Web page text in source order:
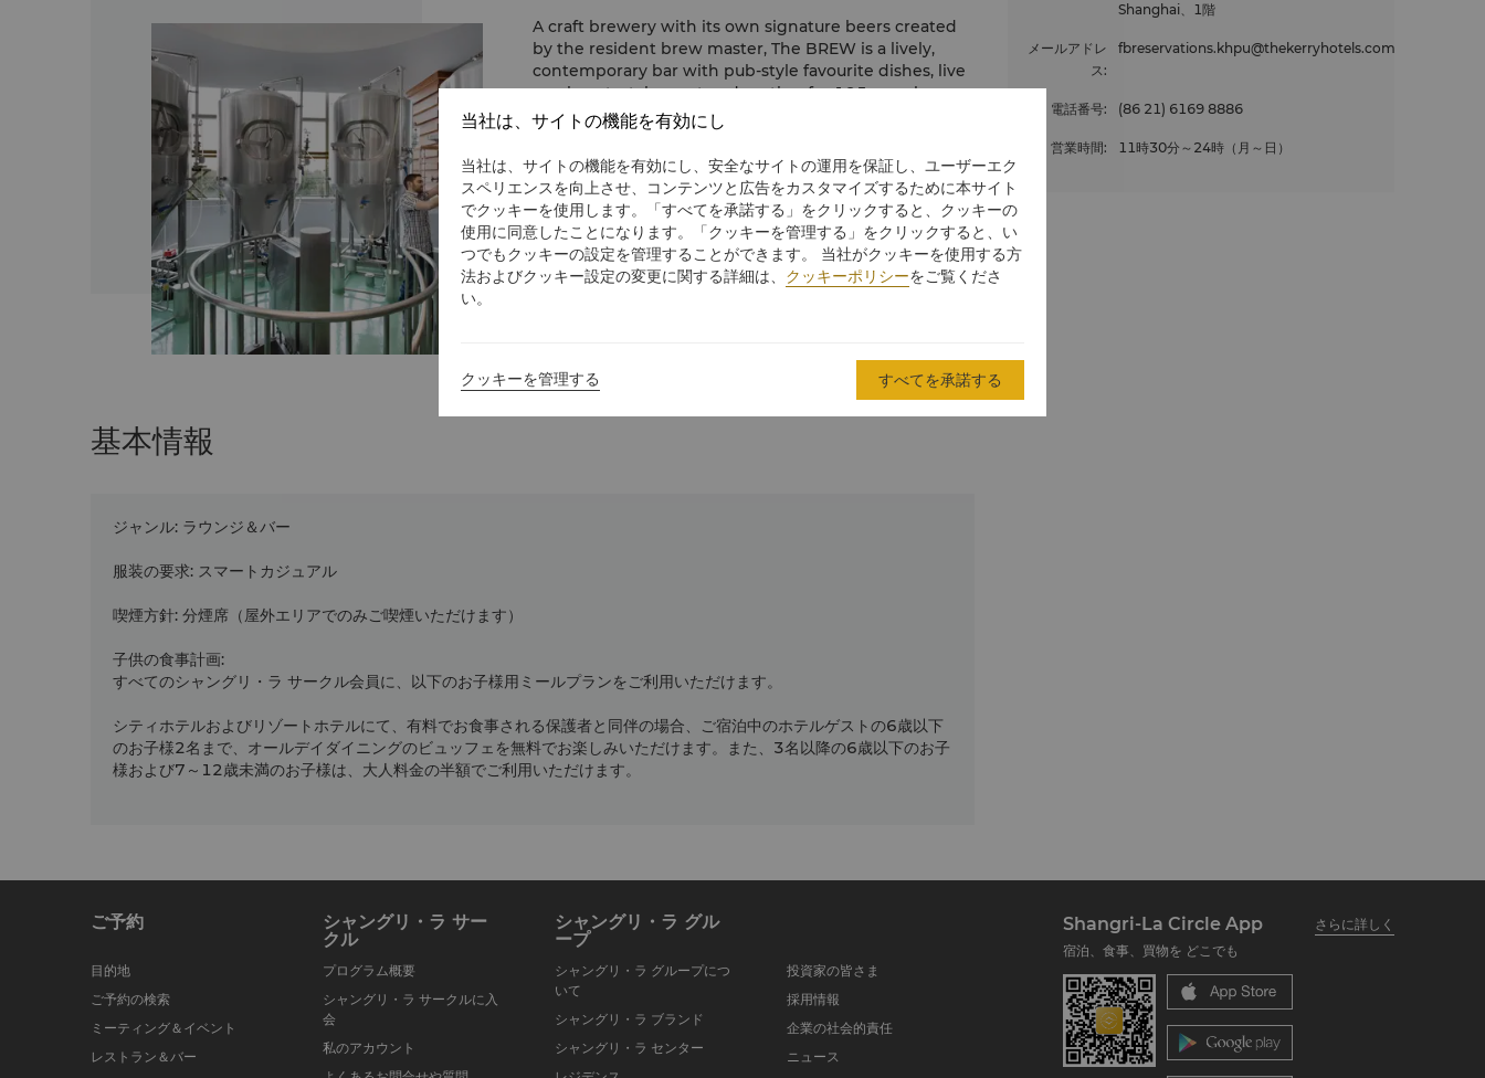
A craft brewery with its own signature beers created
by the resident brew master, The BREW is a lively,
contemporary bar with pub-style favourite dishes, live
music entertainment and seating for 195 people,
including an outdoor patio. Beer connoisseurs or
novices may enjoy lunch at The BREW or unwind after
a hard day’s work, listening to live music
entertainment, watching sports television broadcasts,
or simply relax on the patio, taking in views of Century
Park. For handcrafted beers, four classic BREW craft
beers with one cider represent the spirit of this craft
beer bar. On the top of these beer selections, The
BREW’s brew master, also creates his curated recipe
基本情報
ジャンル: ラウンジ＆バー
服装の要求: スマートカジュアル
喫煙方針: 分煙席（屋外エリアでのみご喫煙いただけます）
子供の食事計画:
すべてのシャングリ・ラ サークル会員に、以下のお子様用ミールプランをご利用いただけます。
シティホテルおよびリゾートホテルにて、有料でお食事される保護者と同伴の場合、ご宿泊中のホテルゲストの6歳以下
のお子様2名まで、オールデイダイニングのビュッフェを無料でお楽しみいただけます。また、3名以降の6歳以下のお子
様および7～12歳未満のお子様は、大人料金の半額でご利用いただけます。
Shanghai、1階
メールアドレ
ス:
fbreservations.khpu@thekerryhotels.com
電話番号: (86 21) 6169 8886
営業時間: 11時30分～24時（月～日）
ご予約
目的地
ご予約の検索
ミーティング＆イベント
レストラン＆バー
シャングリ・ラ サー
クル
プログラム概要
シャングリ・ラ サークルに入
会
私のアカウント
シャングリ・ラ グル
ープ
シャングリ・ラ グループにつ
いて
シャングリ・ラ ブランド
シャングリ・ラ センター
投資家の皆さま
採用情報
企業の社会的責任
ニュース
Shangri-La Circle App
さらに詳しく
宿泊、食事、買物を どこでも
当社は、サイトの機能を有効にし
当社は、サイトの機能を有効にし、安全なサイトの運用を保証し、ユーザーエク
スペリエンスを向上させ、コンテンツと広告をカスタマイズするために本サイト
でクッキーを使用します。「すべてを承諾する」をクリックすると、クッキーの
使用に同意したことになります。「クッキーを管理する」をクリックすると、い
つでもクッキーの設定を管理することができます。 当社がクッキーを使用する方
法およびクッキー設定の変更に関する詳細は、 クッキーポリシーをご覧くださ
い。
クッキーを管理する すべてを承諾する